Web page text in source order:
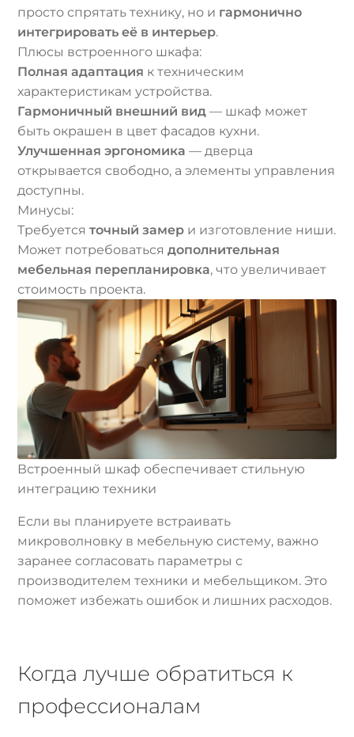
просто спрятать технику, но и гармонично
интегрировать её в интерьер.
Плюсы встроенного шкафа:
Полная адаптация к техническим
характеристикам устройства.
Гармоничный внешний вид — шкаф может
быть окрашен в цвет фасадов кухни.
Улучшенная эргономика — дверца
открывается свободно, а элементы управления
доступны.
Минусы:
Требуетсяточный замер и изготовление ниши.
Может потребоватьсядополнительная
мебельная перепланировка, что увеличивает
стоимость проекта.
Встроенный шкаф обеспечивает стильную
интеграцию техники
Если вы планируете встраивать
микроволновку в мебельную систему, важно
заранее согласовать параметры с
производителем техники и мебельщиком. Это
поможет избежать ошибок и лишних расходов.
Когда лучше обратиться к
профессионалам